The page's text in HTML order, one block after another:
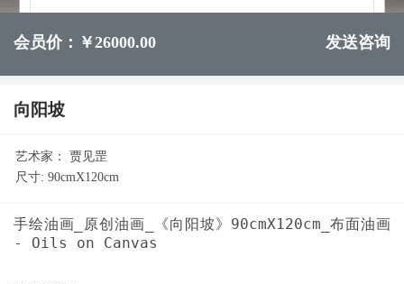
会员价：￥26000.00 发送咨询
向阳坡
艺术家：
贾见罡
尺寸: 90cmX120cm
手绘油画_原创油画_《向阳坡》90cmX120cm_布面油画